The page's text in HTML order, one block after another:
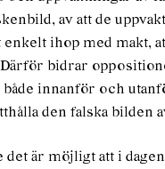
av att de
ihop med makt,
bidrar
innanför och
den falska bilden
det är möjligt att i